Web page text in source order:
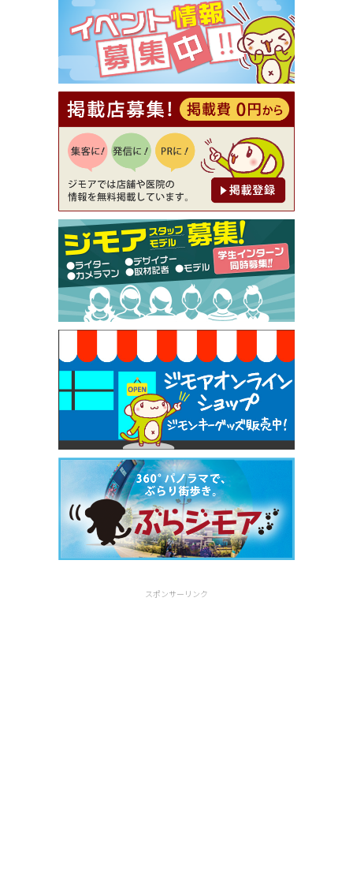
⇒8,800円（メンズ専門ワックス脱毛サロン Mickle
（ミックル））
[有効期限]2026年9月30日
【ジモア読者特典2】コース 3,500円→3,000円（料
理5品+2時間飲み放題）（創作イタリアン Pia Cu
ore（ピアクオーレ））
[有効期限]2026年9月30日
【ジモア読者特典1】料理全品20％OFF ※18時以
降（創作イタリアン Pia Cuore（ピアクオーレ））
[有効期限]2026年9月30日
【ジモア限定②】初回割引 特価 鼻毛脱毛 半額 2,2
00円⇒1,100円（メンズ専門ワックス脱毛サロン Mi
ckle（ミックル））
[有効期限]2026年9月30日
【ジモア限定特典①】まつ毛カール 3,850円→ 2,7
50円（Premiere（プルミエール））
[有効期限]2026年9月30日
焼き餃子 一皿サービス（餃子酒場たっちゃん 西
早稲田店）
[有効期限]2026年9月30日
スポンサーリンク